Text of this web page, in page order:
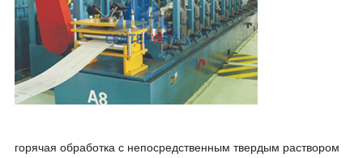
горячая обработка с непосредственным твердым раствором